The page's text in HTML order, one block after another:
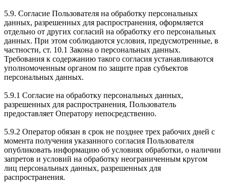
5.9. Согласие Пользователя на обработку персональных
данных, разрешенных для распространения, оформляется
отдельно от других согласий на обработку его персональных
данных. При этом соблюдаются условия, предусмотренные, в
частности, ст. 10.1 Закона о персональных данных.
Требования к содержанию такого согласия устанавливаются
уполномоченным органом по защите прав субъектов
персональных данных.
5.9.1 Согласие на обработку персональных данных,
разрешенных для распространения, Пользователь
предоставляет Оператору непосредственно.
5.9.2 Оператор обязан в срок не позднее трех рабочих дней с
момента получения указанного согласия Пользователя
опубликовать информацию об условиях обработки, о наличии
запретов и условий на обработку неограниченным кругом
лиц персональных данных, разрешенных для
распространения.